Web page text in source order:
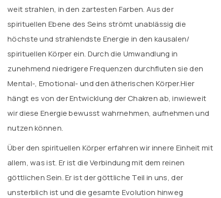
weit strahlen, in den zartesten Farben. Aus der
spirituellen Ebene des Seins strömt unablässig die
höchste und strahlendste Energie in den kausalen/
spirituellen Körper ein. Durch die Umwandlung in
zunehmend niedrigere Frequenzen durchfluten sie den
Mental-, Emotional- und den ätherischen Körper.Hier
hängt es von der Entwicklung der Chakren ab, inwieweit
wir diese Energie bewusst wahrnehmen, aufnehmen und
nutzen können.
Über den spirituellen Körper erfahren wir innere Einheit mit
allem, was ist. Er ist die Verbindung mit dem reinen
göttlichen Sein. Er ist der göttliche Teil in uns, der
unsterblich ist und die gesamte Evolution hinweg